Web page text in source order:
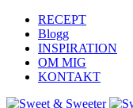
RECEPT
Blogg
INSPIRATION
OM MIG
KONTAKT